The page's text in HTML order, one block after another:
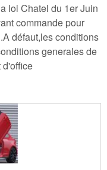
loi Chatel du 1er Juin
commande pour
défaut,les conditions
generales de